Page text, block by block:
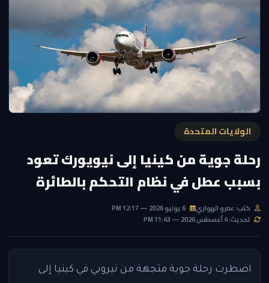
الولايات المتحدة
رحلة جوية من كينيا إلى نيويورك تعود
بسبب عطل في نظام التحكم بالطائرة
كتب: عمرو الهواري
تحديث: 4 أغسطس 2026 — 11:43 PM
اضطرت رحلة جوية متجهة من نيروبي في كينيا إلى